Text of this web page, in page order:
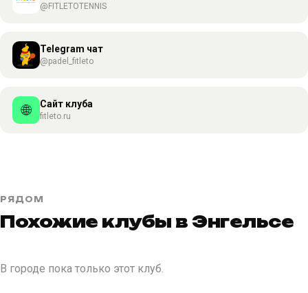
@FITLETOTENNIS
Telegram чат
@padel_fitleto
🌐 Сайт клуба
fitleto.ru
РЯДОМ
Похожие клубы в Энгельсе
В городе пока только этот клуб.